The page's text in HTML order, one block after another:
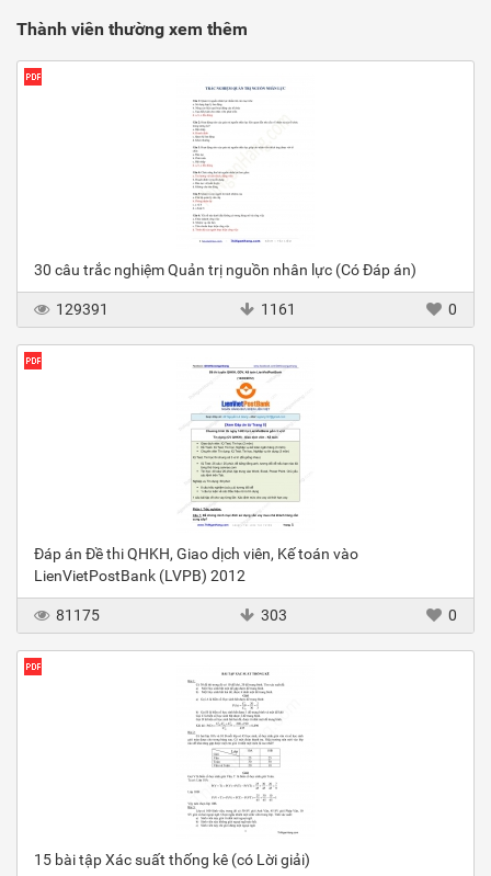
Thành viên thường xem thêm
30 câu trắc nghiệm Quản trị nguồn nhân lực (Có Đáp án)
129391 1161 0
Đáp án Đề thi QHKH, Giao dịch viên, Kế toán vào
LienVietPostBank (LVPB) 2012
81175 303 0
15 bài tập Xác suất thống kê (có Lời giải)